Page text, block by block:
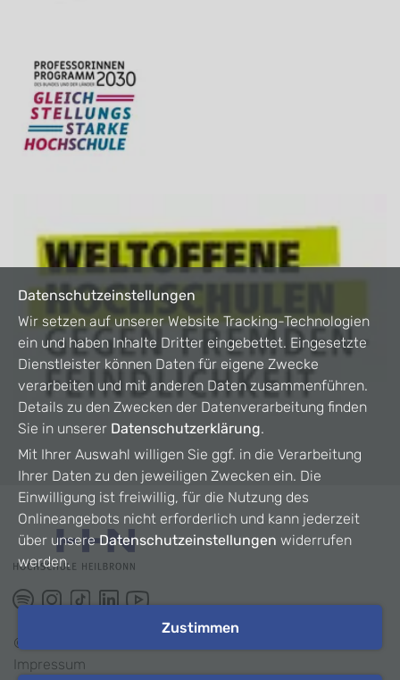
©
Impressum
Datenschutzeinstellungen
Wir setzen auf unserer Website Tracking-Technologien
ein und haben Inhalte Dritter eingebettet. Eingesetzte
Dienstleister können Daten für eigene Zwecke
verarbeiten und mit anderen Daten zusammenführen.
Details zu den Zwecken der Datenverarbeitung finden
Sie in unserer Datenschutzerklärung.
Mit Ihrer Auswahl willigen Sie ggf. in die Verarbeitung
Ihrer Daten zu den jeweiligen Zwecken ein. Die
Einwilligung ist freiwillig, für die Nutzung des
Onlineangebots nicht erforderlich und kann jederzeit
über unsereDatenschutzeinstellungen widerrufen
werden.
Zustimmen